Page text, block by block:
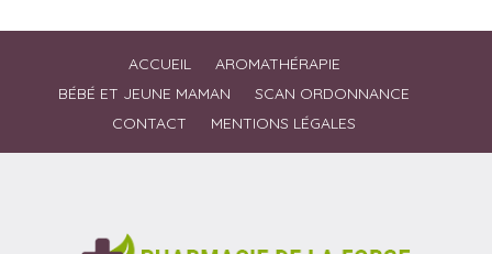
ACCUEIL
AROMATHÉRAPIE
BÉBÉ ET JEUNE MAMAN
SCAN ORDONNANCE
CONTACT
MENTIONS LÉGALES